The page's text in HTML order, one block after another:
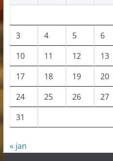
3
4 5 6
10
11 12 13
17
18 19 20
24
25 26 27
31
« jan